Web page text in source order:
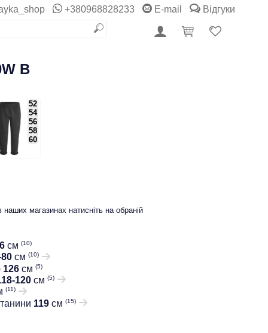
+380968828233 E-mail Відгуки
B
52
54
56
58
60
наших магазинах натисніть на обраній
см (10)
см (10)
126см (5)
120см (5)
(11)
119см (15)